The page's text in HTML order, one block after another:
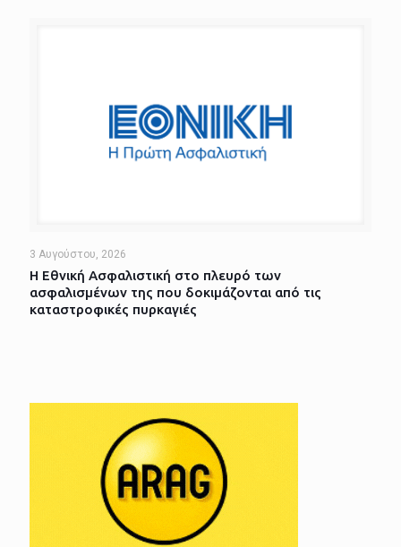
3 Αυγούστου, 2026
Η Εθνική Ασφαλιστική στο πλευρό των
ασφαλισμένων της που δοκιμάζονται από τις
καταστροφικές πυρκαγιές